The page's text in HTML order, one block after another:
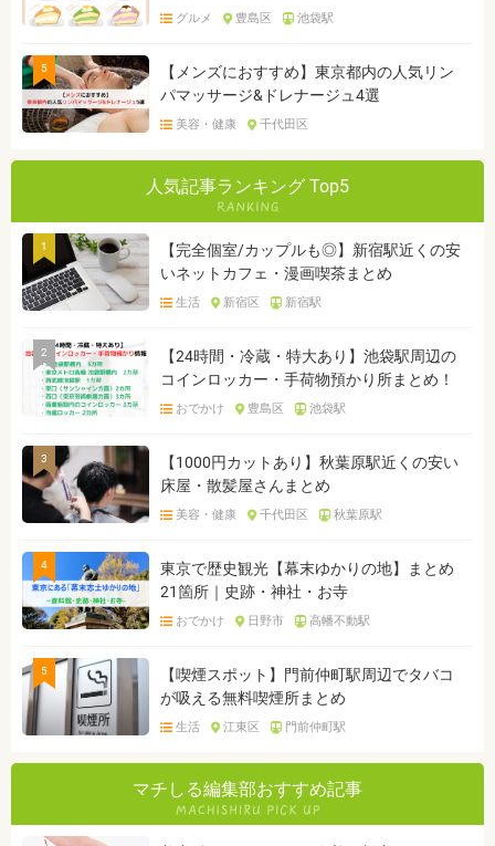
グルメ 豊島区 池袋駅
5
【メンズにおすすめ】東京都内の人気リン
パマッサージ&ドレナージュ4選
美容・健康 千代田区
人気記事ランキング Top5
1
【完全個室/カップルも◎】新宿駅近くの安
いネットカフェ・漫画喫茶まとめ
生活 新宿区 新宿駅
2
【24時間・冷蔵・特大あり】池袋駅周辺の
コインロッカー・手荷物預かり所まとめ！
おでかけ 豊島区 池袋駅
3
【1000円カットあり】秋葉原駅近くの安い
床屋・散髪屋さんまとめ
美容・健康 千代田区 秋葉原駅
4
東京で歴史観光【幕末ゆかりの地】まとめ
21箇所｜史跡・神社・お寺
おでかけ 日野市 高幡不動駅
5
【喫煙スポット】門前仲町駅周辺でタバコ
が吸える無料喫煙所まとめ
生活 江東区 門前仲町駅
マチしる編集部おすすめ記事